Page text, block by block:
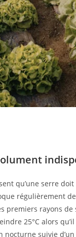
qu’une serre
régulièrement
premiers rayons
25°C alors
suivie